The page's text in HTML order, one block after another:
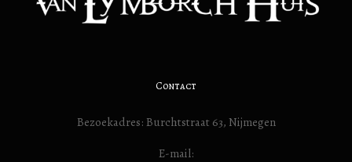
Contact
Bezoekadres: Burchtstraat 63, Nijmegen
E-mail: